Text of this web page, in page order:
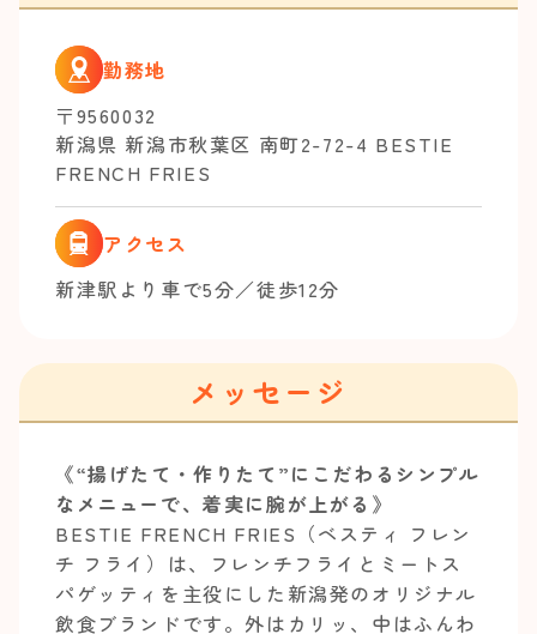
勤務地
〒9560032
新潟県 新潟市秋葉区 南町2-72-4 BESTIE
FRENCH FRIES
アクセス
新津駅より車で5分／徒歩12分
メッセージ
《“揚げたて・作りたて”にこだわるシンプル
なメニューで、着実に腕が上がる》
BESTIE FRENCH FRIES（ベスティ フレン
チ フライ）は、フレンチフライとミートス
パゲッティを主役にした新潟発のオリジナル
飲食ブランドです。外はカリッ、中はふんわ